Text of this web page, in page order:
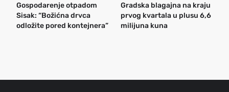
Gospodarenje otpadom
Sisak: “Božićna drvca
odložite pored kontejnera”
Gradska blagajna na kraju
prvog kvartala u plusu 6,6
milijuna kuna